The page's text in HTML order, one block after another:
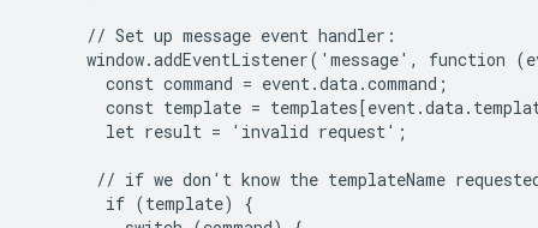
      // Set up message event handler:
window.addEventListener('message', function
        const command = event.data.command;
const template =
        let result = 'invalid request';
// if we don't know the templateName
        if (template) {